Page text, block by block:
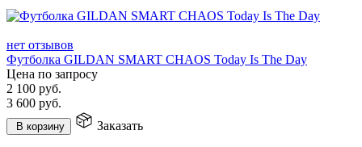
нет отзывов
Футболка GILDAN SMART CHAOS Today Is The Day
Цена по запросу
2 100 руб.
3 600 руб.
В корзину Заказать